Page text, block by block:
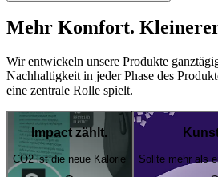
Mehr Komfort.
Wir entwickeln unsere Produkte
Nachhaltigkeit in jeder Phase des
eine zentrale Rolle spielt.
Impact zählt.
CO2 ist die neue Kalorie Sollte mehr als